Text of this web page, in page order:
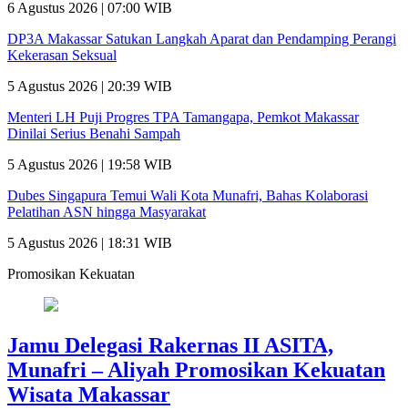
6 Agustus 2026 | 07:00 WIB
DP3A Makassar Satukan Langkah Aparat dan Pendamping Perangi
Kekerasan Seksual
5 Agustus 2026 | 20:39 WIB
Menteri LH Puji Progres TPA Tamangapa, Pemkot Makassar
Dinilai Serius Benahi Sampah
5 Agustus 2026 | 19:58 WIB
Dubes Singapura Temui Wali Kota Munafri, Bahas Kolaborasi
Pelatihan ASN hingga Masyarakat
5 Agustus 2026 | 18:31 WIB
Promosikan Kekuatan
Jamu Delegasi Rakernas II ASITA,
Munafri – Aliyah Promosikan Kekuatan
Wisata Makassar